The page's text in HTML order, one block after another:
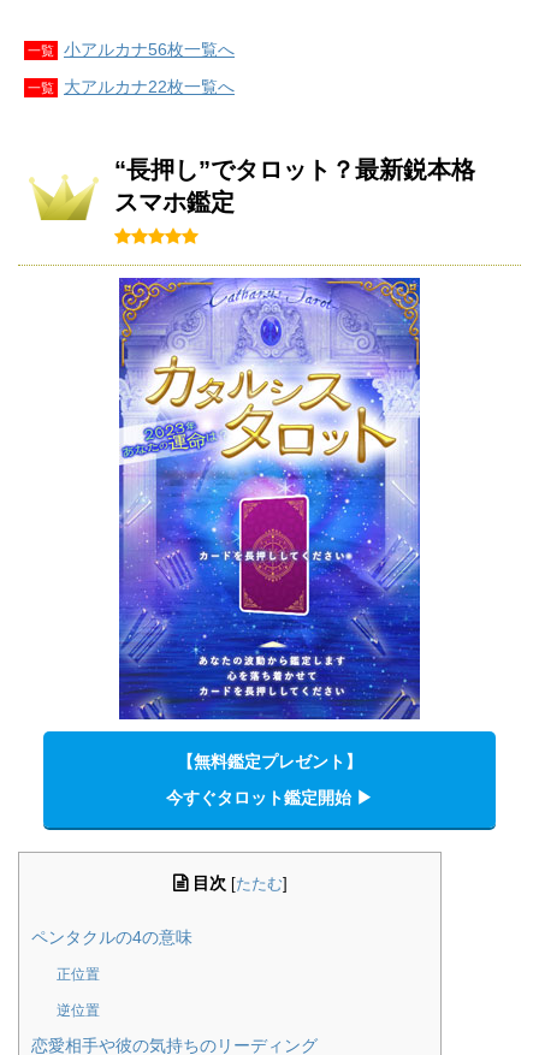
一覧 小アルカナ56枚一覧へ
一覧 大アルカナ22枚一覧へ
“長押し”でタロット？最新鋭本格
スマホ鑑定
【無料鑑定プレゼント】
今すぐタロット鑑定開始 ▶︎
目次 [たたむ]
ペンタクルの4の意味
正位置
逆位置
恋愛相手や彼の気持ちのリーディング